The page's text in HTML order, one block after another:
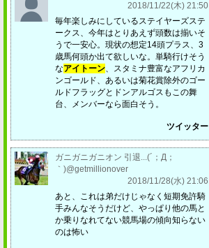
2018/11/22(木) 21:50
毎年楽しみにしているステイヤーズステ
ークス、今年はとりあえず頭数は揃いそ
うで一安心。現状の想定14頭プラス、3
歳馬何頭か出て欲しいな。単騎行けそう
なアイトーン、スタミナ豊富なアフリカ
ンゴールド、あるいは菊花賞除外のゴー
ルドフラッグとドンアルゴスもこの舞
台、メンバーなら面白そう。
ツイッター
ガニガニガニオン 引退...(´；Д；
｀)@getmillionover
2018/11/28(水) 21:06
あと、これは弟だけじゃなく短期免許騎
手みんなそうだけど、やっぱり他の馬と
か乗りなれてない競馬場の傾向知らない
のは怖い